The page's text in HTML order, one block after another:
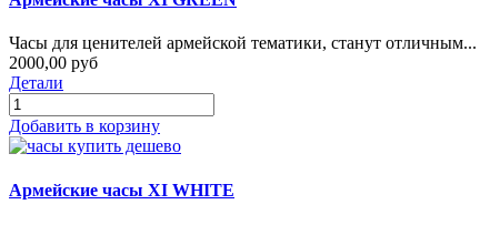
Часы для ценителей армейской тематики, станут отличным...
2000,00 руб
Детали
Добавить в корзину
Армейские часы XI WHITE